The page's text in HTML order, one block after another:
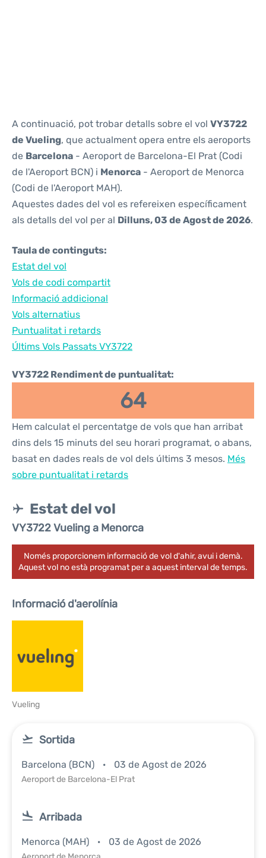
A continuació, pot trobar detalls sobre el vol VY3722
de Vueling, que actualment opera entre els aeroports
de Barcelona - Aeroport de Barcelona-El Prat (Codi
de l'Aeroport BCN) i Menorca - Aeroport de Menorca
(Codi de l'Aeroport MAH).
Aquestes dades del vol es refereixen específicament
als detalls del vol per al Dilluns, 03 de Agost de 2026.
Taula de continguts:
Estat del vol
Vols de codi compartit
Informació addicional
Vols alternatius
Puntualitat i retards
Últims Vols Passats VY3722
VY3722 Rendiment de puntualitat:
64
Hem calculat el percentatge de vols que han arribat
dins dels 15 minuts del seu horari programat, o abans,
basat en dades reals de vol dels últims 3 mesos. Més
sobre puntualitat i retards
Estat del vol
VY3722 Vueling a Menorca
Només proporcionem informació de vol d'ahir, avui i demà.
Aquest vol no està programat per a aquest interval de temps.
Informació d'aerolínia
Vueling
Sortida
Barcelona (BCN) 03 de Agost de 2026
Aeroport de Barcelona-El Prat
Arribada
Menorca (MAH) 03 de Agost de 2026